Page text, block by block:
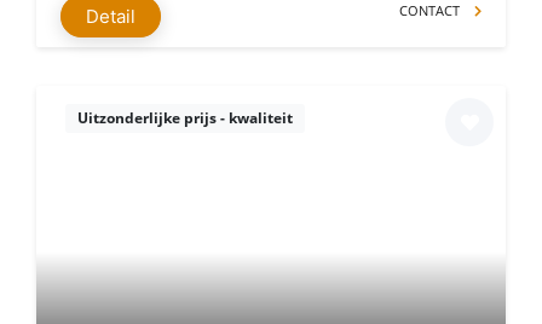
Detail CONTACT
Uitzonderlijke prijs - kwaliteit